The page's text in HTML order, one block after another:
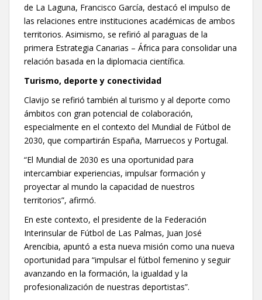
de La Laguna, Francisco García, destacó el impulso de
las relaciones entre instituciones académicas de ambos
territorios. Asimismo, se refirió al paraguas de la
primera Estrategia Canarias – África para consolidar una
relación basada en la diplomacia científica.
Turismo, deporte y conectividad
Clavijo se refirió también al turismo y al deporte como
ámbitos con gran potencial de colaboración,
especialmente en el contexto del Mundial de Fútbol de
2030, que compartirán España, Marruecos y Portugal.
“El Mundial de 2030 es una oportunidad para
intercambiar experiencias, impulsar formación y
proyectar al mundo la capacidad de nuestros
territorios”, afirmó.
En este contexto, el presidente de la Federación
Interinsular de Fútbol de Las Palmas, Juan José
Arencibia, apuntó a esta nueva misión como una nueva
oportunidad para “impulsar el fútbol femenino y seguir
avanzando en la formación, la igualdad y la
profesionalización de nuestras deportistas”.